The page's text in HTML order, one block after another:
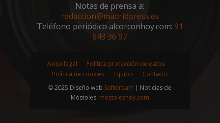
Notas de prensa a:
redaccion@madridpress.es
Teléfono periódico alcorconhoy.com: 91
643 36 97
Aviso legal
Política protección de datos
Política de cookies
Equipo
Contacto
© 2025 Diseño web Softdream | Noticias de
Móstoles: mostoleshoy.com
VISITOR_PRIVACY_METADATA
.youtube.com